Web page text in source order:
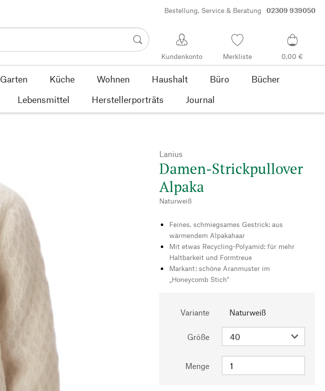
Bestellung, Service & Beratung 02309 939050
Kundenkonto Merkliste 0,00 €
Garten Küche Wohnen Haushalt Büro
Bücher
Lebensmittel Herstellerporträts Journal
Lanius
Damen-Strickpullover
Alpaka
Naturweiß
Feines, schmiegsames Gestrick: aus
wärmendem Alpakahaar
Mit etwas Recycling-Polyamid: für mehr
Haltbarkeit und Formtreue
Markant: schöne Aranmuster im
„Honeycomb Stich“
Variante Naturweiß
Größe
Menge